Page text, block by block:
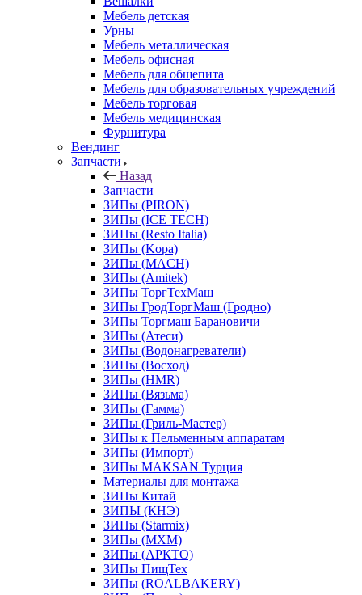
Мебель детская
Урны
Мебель металлическая
Мебель офисная
Мебель для общепита
Мебель для образовательных учреждений
Мебель торговая
Мебель медицинская
Фурнитура
Вендинг
Запчасти
Назад
Запчасти
ЗИПы (PIRON)
ЗИПы (ICE TECH)
ЗИПы (Resto Italia)
ЗИПы (Kopa)
ЗИПы (MACH)
ЗИПы (Amitek)
ЗИПы ТоргТехМаш
ЗИПы ГродТоргМаш (Гродно)
ЗИПы Торгмаш Барановичи
ЗИПы (Атеси)
ЗИПы (Водонагреватели)
ЗИПы (Восход)
ЗИПы (HMR)
ЗИПы (Вязьма)
ЗИПы (Гамма)
ЗИПы (Гриль-Мастер)
ЗИПы к Пельменным аппаратам
ЗИПы (Импорт)
ЗИПы MAKSAN Турция
Материалы для монтажа
ЗИПы Китай
ЗИПЫ (КНЭ)
ЗИПы (Starmix)
ЗИПы (МХМ)
ЗИПы (АРКТО)
ЗИПы ПищТех
ЗИПы (ROALBAKERY)